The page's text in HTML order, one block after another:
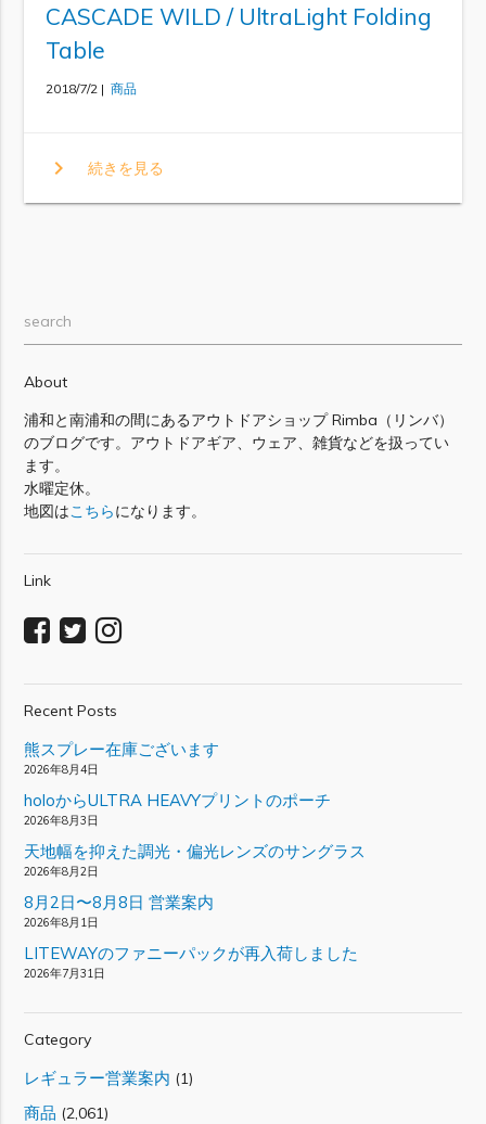
CASCADE WILD / UltraLight Folding
Table
2018/7/2 | 商品
chevron_right 続きを見る
search
About
浦和と南浦和の間にあるアウトドアショップ Rimba（リンバ）
のブログです。アウトドアギア、ウェア、雑貨などを扱ってい
ます。
水曜定休。
地図はこちらになります。
Link
Recent Posts
熊スプレー在庫ございます
2026年8月4日
holoからULTRA HEAVYプリントのポーチ
2026年8月3日
天地幅を抑えた調光・偏光レンズのサングラス
2026年8月2日
8月2日〜8月8日 営業案内
2026年8月1日
LITEWAYのファニーパックが再入荷しました
2026年7月31日
Category
レギュラー営業案内 (1)
商品 (2,061)